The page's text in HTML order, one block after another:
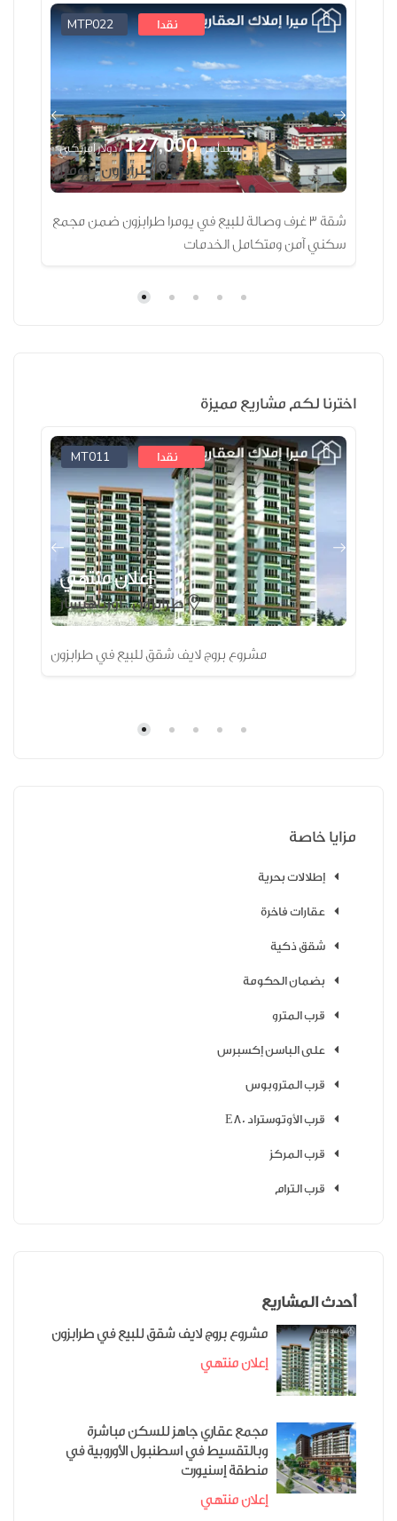
MTP022 نقدا
يبدأ من127,000/ دولار أمريكي
طرابزون ، يومرا
شقة 3 غرف وصالة للبيع في يومرا طرابزون ضمن مجمع
سكني آمن ومتكامل الخدمات
اخترنا لكم مشاريع مميزة
MT011 نقدا
إعلان منتهي
طرابزون ، أورتاهيسار
مشروع بروج لايف شقق للبيع في طرابزون
مزايا خاصة
إطلالات بحرية
عقارات فاخرة
شقق ذكية
بضمان الحكومة
قرب المترو
على الباسن إكسبرس
قرب المتروبوس
قرب الأوتوستراد E80
قرب المركز
قرب الترام
أحدث المشاريع
مشروع بروج لايف شقق للبيع في طرابزون
إعلان منتهي
مجمع عقاري جاهز للسكن مباشرة
وبالتقسيط في اسطنبول الأوروبية في
منطقة إسنيورت
إعلان منتهي